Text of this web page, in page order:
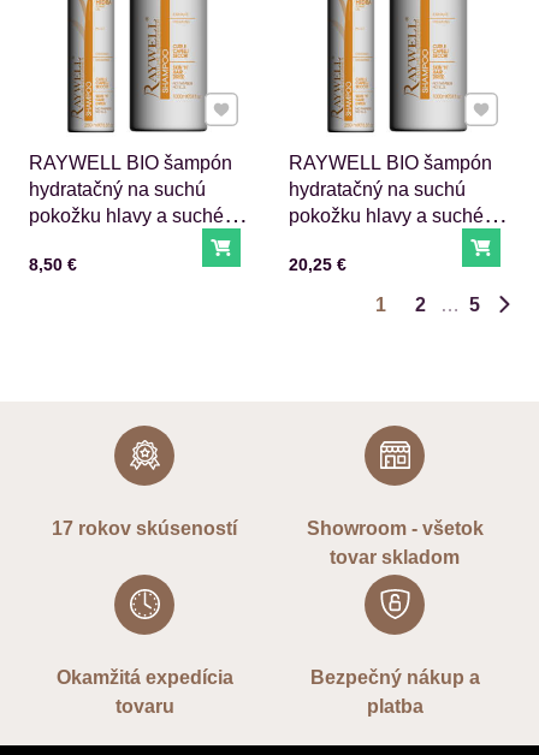
RAYWELL BIO šampón
hydratačný na suchú
pokožku hlavy a suché
Cena s DPH
8,50 € Do košíka
Pridať k Obľúbeným
RAYWELL BIO šampón
hydratačný na suchú
pokožku hlavy a suché
Cena s DPH
20,25 € Do
Pridať
1 2
5
17 rokov skúseností
Showroom - všetok
tovar skladom
Okamžitá expedícia
tovaru
Bezpečný nákup a
platba